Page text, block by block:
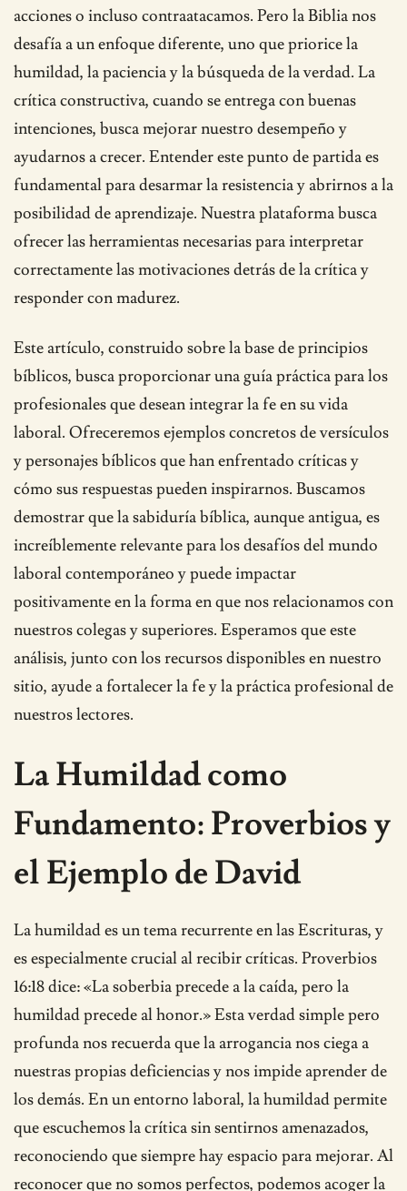
acciones o incluso contraatacamos. Pero la Biblia nos
desafía a un enfoque diferente, uno que priorice la
humildad, la paciencia y la búsqueda de la verdad. La
crítica constructiva, cuando se entrega con buenas
intenciones, busca mejorar nuestro desempeño y
ayudarnos a crecer. Entender este punto de partida es
fundamental para desarmar la resistencia y abrirnos a la
posibilidad de aprendizaje. Nuestra plataforma busca
ofrecer las herramientas necesarias para interpretar
correctamente las motivaciones detrás de la crítica y
responder con madurez.
Este artículo, construido sobre la base de principios
bíblicos, busca proporcionar una guía práctica para los
profesionales que desean integrar la fe en su vida
laboral. Ofreceremos ejemplos concretos de versículos
y personajes bíblicos que han enfrentado críticas y
cómo sus respuestas pueden inspirarnos. Buscamos
demostrar que la sabiduría bíblica, aunque antigua, es
increíblemente relevante para los desafíos del mundo
laboral contemporáneo y puede impactar
positivamente en la forma en que nos relacionamos con
nuestros colegas y superiores. Esperamos que este
análisis, junto con los recursos disponibles en nuestro
sitio, ayude a fortalecer la fe y la práctica profesional de
nuestros lectores.
La Humildad como
Fundamento: Proverbios y
el Ejemplo de David
La humildad es un tema recurrente en las Escrituras, y
es especialmente crucial al recibir críticas. Proverbios
16:18 dice: «La soberbia precede a la caída, pero la
humildad precede al honor.» Esta verdad simple pero
profunda nos recuerda que la arrogancia nos ciega a
nuestras propias deficiencias y nos impide aprender de
los demás. En un entorno laboral, la humildad permite
que escuchemos la crítica sin sentirnos amenazados,
reconociendo que siempre hay espacio para mejorar. Al
reconocer que no somos perfectos, podemos acoger la